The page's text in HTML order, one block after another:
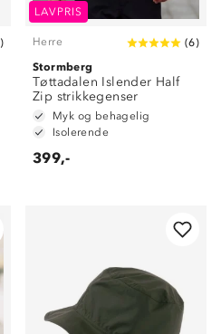
)
LAVPRIS
Herre (6)
Stormberg
Tøttadalen Islender Half
Zip strikkegenser
Myk og behagelig
Isolerende
399,-